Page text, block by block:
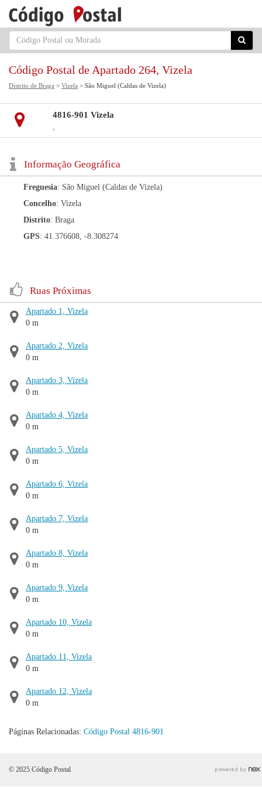
Código Postal de Apartado 264, Vizela
Distrito de Braga > Vizela > São Miguel (Caldas de Vizela)
4816-901 Vizela
,
Informação Geográfica
Freguesia: São Miguel (Caldas de Vizela)
Concelho: Vizela
Distrito: Braga
GPS: 41.376608, -8.308274
Ruas Próximas
Apartado 1, Vizela
0 m
Apartado 2, Vizela
0 m
Apartado 3, Vizela
0 m
Apartado 4, Vizela
0 m
Apartado 5, Vizela
0 m
Apartado 6, Vizela
0 m
Apartado 7, Vizela
0 m
Apartado 8, Vizela
0 m
Apartado 9, Vizela
0 m
Apartado 10, Vizela
0 m
Apartado 11, Vizela
0 m
Apartado 12, Vizela
0 m
Páginas Relacionadas: Código Postal 4816-901
© 2025 Código Postal